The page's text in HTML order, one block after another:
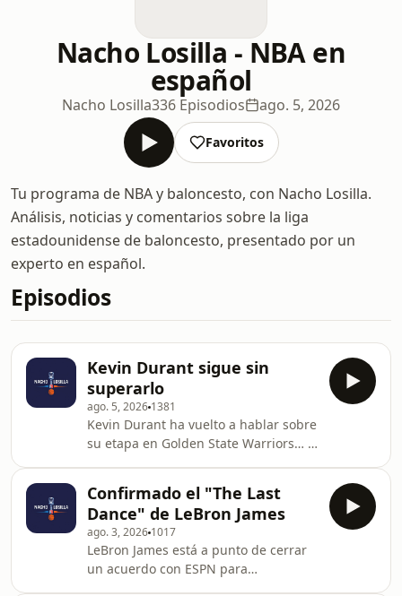
Nacho Losilla - NBA en
español
Nacho Losilla336 Episodios ago. 5, 2026
Favoritos
Tu programa de NBA y baloncesto, con Nacho Losilla.
Análisis, noticias y comentarios sobre la liga
estadounidense de baloncesto, presentado por un
experto en español.
Episodios
Kevin Durant sigue sin
superarlo
ago. 5, 2026 1381
Kevin Durant ha vuelto a hablar sobre
su etapa en Golden State Warriors… y
estos Philadelphia 76ers con aquellos
Warriors? ¿O sigue intentando
justificar la decisión más polémica de
toda su carrera en la NBA?En este
vídeo analizamos las últimas
Confirmado el "The Last
Dance" de LeBron James
ago. 3, 2026 1017
LeBron James está a punto de cerrar
un acuerdo con ESPN para